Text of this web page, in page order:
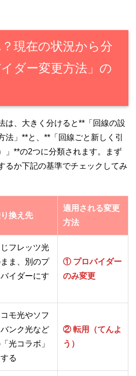
現在の状況から分
ダー変更方法」の
は、大きく分けると**「回線の設
法」**と、**「回線ごと新しく引
」**の2つに分類されます。まず
るか下記の基準でチェックしてみ
換え先
適用される変更
方法
フレッツ光
ま、別のプ
バイダーにす
① プロバイダー
のみ変更
コモ光やソフ
バンク光など
光コラボ」
る
② 転用（てんよ
う）